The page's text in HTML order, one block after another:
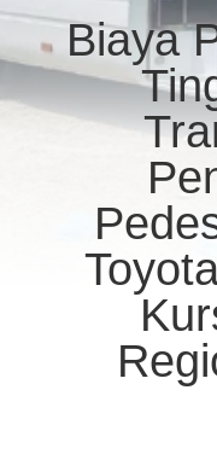
HUBUNGI
KAMI
SITEMAP
KEBIJAKAN
Biaya